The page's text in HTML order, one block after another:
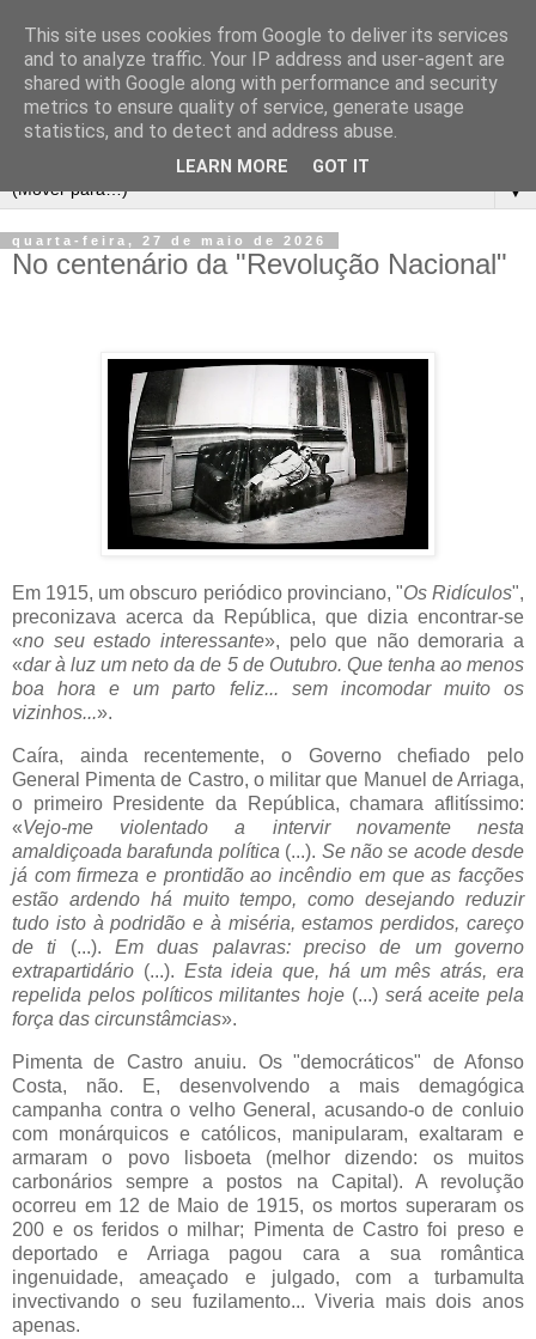
▼
quarta-feira, 27 de maio de 2026
No centenário da "Revolução Nacional"
Em 1915, um obscuro periódico provinciano, "Os Ridículos",
preconizava acerca da República, que dizia encontrar-se
«no seu estado interessante», pelo que não demoraria a
«dar à luz um neto da de 5 de Outubro. Que tenha ao menos
boa hora e um parto feliz... sem incomodar muito os
vizinhos...».
Caíra, ainda recentemente, o Governo chefiado pelo
General Pimenta de Castro, o militar que Manuel de Arriaga,
o primeiro Presidente da República, chamara aflitíssimo:
«Vejo-me violentado a intervir novamente nesta
amaldiçoada barafunda política (...). Se não se acode desde
já com firmeza e prontidão ao incêndio em que as facções
estão ardendo há muito tempo, como desejando reduzir
tudo isto à podridão e à miséria, estamos perdidos, careço
de ti (...).Em duas palavras: preciso de um governo
extrapartidário (...). Esta ideia que, há um mês atrás, era
repelida pelos políticos militantes hoje (...) será aceite pela
força das circunstâmcias».
Pimenta de Castro anuiu. Os "democráticos" de Afonso
Costa, não. E, desenvolvendo a mais demagógica
campanha contra o velho General, acusando-o de conluio
com monárquicos e católicos, manipularam, exaltaram e
armaram o povo lisboeta (melhor dizendo: os muitos
carbonários sempre a postos na Capital). A revolução
ocorreu em 12 de Maio de 1915, os mortos superaram os
200 e os feridos o milhar; Pimenta de Castro foi preso e
deportado e Arriaga pagou cara a sua romântica
ingenuidade, ameaçado e julgado, com a turbamulta
invectivando o seu fuzilamento... Viveria mais dois anos
apenas.
This site uses cookies from Google to deliver its services
and to analyze traffic. Your IP address and user-agent are
shared with Google along with performance and security
metrics to ensure quality of service, generate usage
statistics, and to detect and address abuse.
LEARN MORE GOT IT